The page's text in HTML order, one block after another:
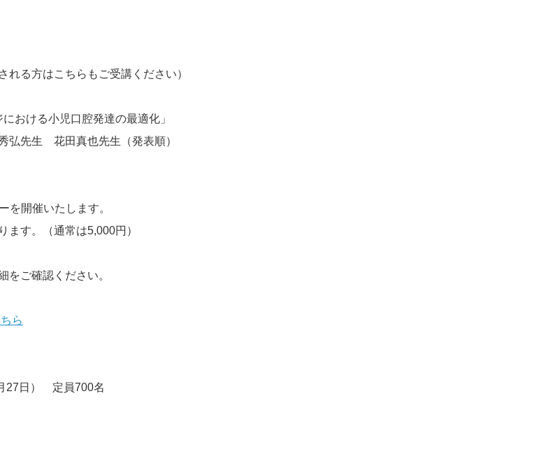
方はこちらもご受講ください）
における小児口腔発達の最適化」
生　花田真也先生（発表順）
を開催いたします。
す。（通常は5,000円）
ご確認ください。
ら
27日）　定員700名